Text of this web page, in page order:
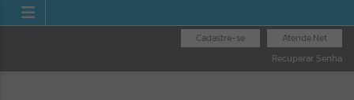
Atende.Net
Cadastre-se
Recuperar Senha